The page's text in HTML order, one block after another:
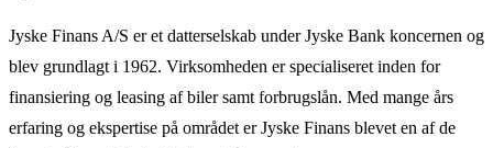
Jyske Finans A/S er et datterselskab under Jyske Bank koncernen og
blev grundlagt i 1962. Virksomheden er specialiseret inden for
finansiering og leasing af biler samt forbrugslån. Med mange års
erfaring og ekspertise på området er Jyske Finans blevet en af de